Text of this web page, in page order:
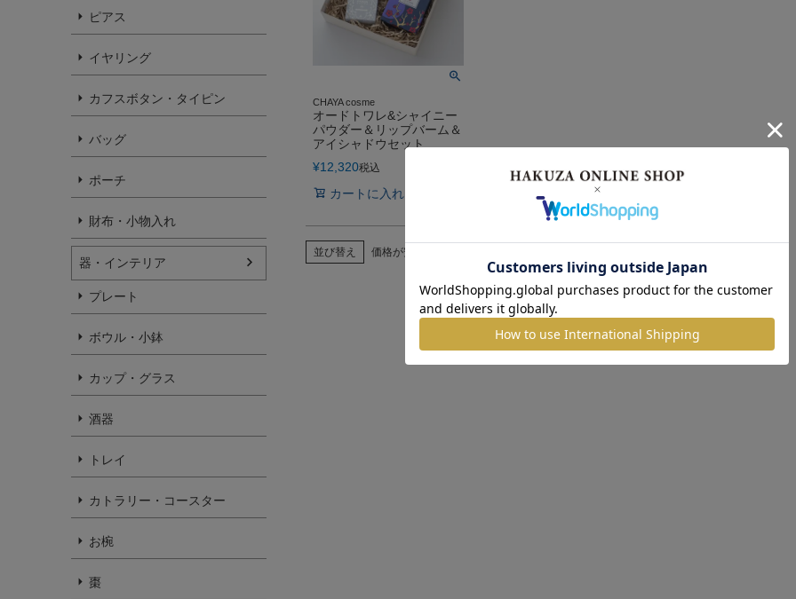
ピアス
イヤリング
カフスボタン・タイピン
バッグ
ポーチ
財布・小物入れ
器・インテリア
プレート
ボウル・小鉢
カップ・グラス
酒器
トレイ
カトラリー・コースター
お椀
棗
CHAYA cosme
オードトワレ&シャイニー
パウダー＆リップバーム＆
アイシャドウセット
¥12,320税込
カートに入れる
並び替え 価格が安い順